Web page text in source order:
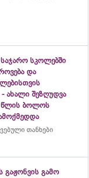
სკოლებში
და
- ახალი შეზღუდვა
წლის ბოლოს
თანხები
გაჟონვის გამო